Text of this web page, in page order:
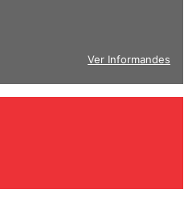
Ver Informandes